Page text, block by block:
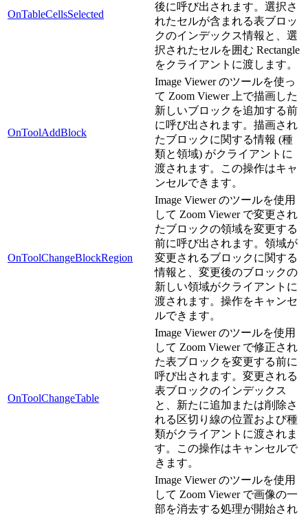
OnTableCellsSelected
後に呼び出されます。選択さ
れたセルが含まれる表ブロッ
クのインデックス情報と、選
択されたセルを囲む Rectangle
をクライアントに渡します。
OnToolAddBlock
Image Viewer のツールを使っ
て Zoom Viewer 上で描画した
新しいブロックを追加する前
に呼び出されます。描画され
たブロックに関する情報 (種
類と領域) がクライアントに
渡されます。この操作はキャ
ンセルできます。
OnToolChangeBlockRegion
Image Viewer のツールを使用
して Zoom Viewer で変更され
たブロックの領域を変更する
前に呼び出されます。領域が
変更されるブロックに関する
情報と、変更後のブロックの
新しい領域がクライアントに
渡されます。操作をキャンセ
ルできます。
OnToolChangeTable
Image Viewer のツールを使用
して Zoom Viewer で修正され
た表ブロックを変更する前に
呼び出されます。変更される
表ブロックのインデックス
と、新たに追加または削除さ
れる区切り線の位置および種
類がクライアントに渡されま
す。この操作はキャンセルで
きます。
Image Viewer のツールを使用
して Zoom Viewer で画像の一
部を消去する処理が開始され